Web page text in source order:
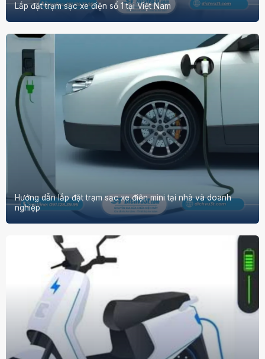
Lắp đặt trạm sạc xe điện số 1 tại Việt Nam
Hướng dẫn lắp đặt trạm sạc xe điện mini tại nhà và doanh
nghiệp